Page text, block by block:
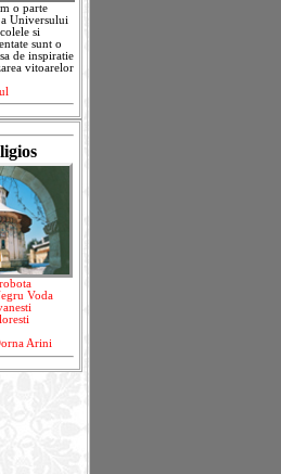
o parte
Universului
si
sunt o
de inspiratie
vitoarelor
Voda
Arini